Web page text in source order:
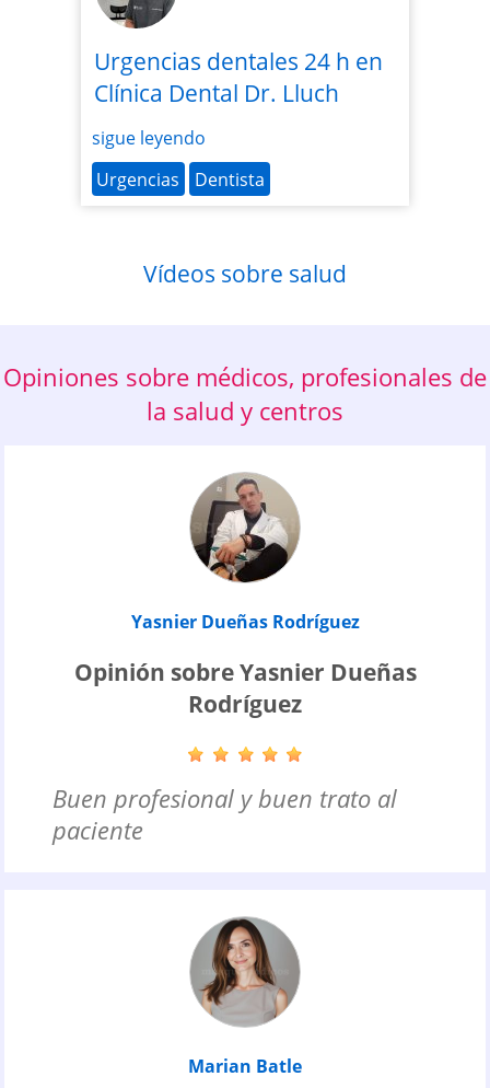
Urgencias dentales 24 h en
Clínica Dental Dr. Lluch
sigue leyendo
Urgencias
Dentista
Vídeos sobre salud
Opiniones sobre médicos, profesionales de
la salud y centros
Yasnier Dueñas Rodríguez
Opinión sobre Yasnier Dueñas
Rodríguez
Buen profesional y buen trato al
paciente
Marian Batle